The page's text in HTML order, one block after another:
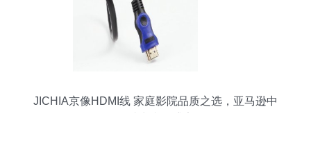
JICHIA京像HDMI线 家庭影院品质之选，亚马逊中